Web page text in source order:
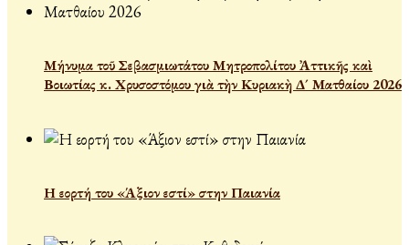
Μήνυμα τοῦ Σεβασμιωτάτου Μητροπολίτου Ἀττικῆς καὶ
Βοιωτίας κ. Χρυσοστόμου γιὰ τὴν Κυριακὴ Δ´ Ματθαίου 2026
Η εορτή του «Άξιον εστί» στην Παιανία